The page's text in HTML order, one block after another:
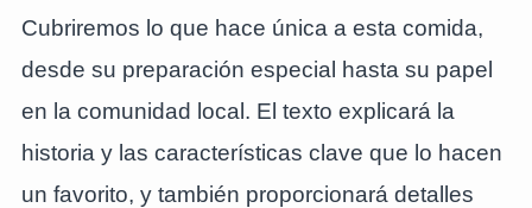
Cubriremos lo que hace única a esta comida,
desde su preparación especial hasta su papel
en la comunidad local. El texto explicará la
historia y las características clave que lo hacen
un favorito, y también proporcionará detalles